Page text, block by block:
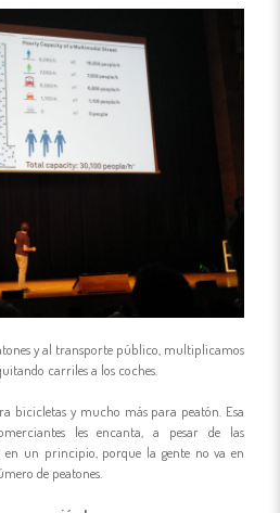
y al transporte público, multiplicamos
carriles a los coches.
bicicletas y mucho más para peatón. Esa
les encanta, a pesar de las
en un principio, porque la gente no va en
de peatones.